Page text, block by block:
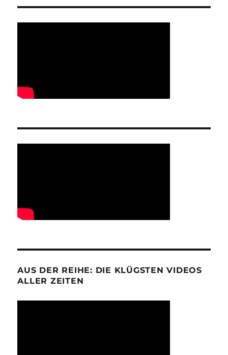
AUS DER REIHE: DIE KLÜGSTEN VIDEOS
ALLER ZEITEN